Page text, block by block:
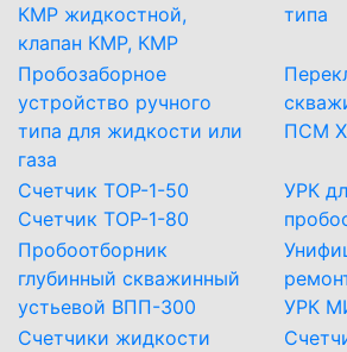
КМР жидкостной,
клапан КМР, КМР
типа
Пробозаборное
устройство ручного
типа для жидкости или
газа
ПСМ
Счетчик ТОР-1-50
Счетчик ТОР-1-80
УРК
Пробоотборник
глубинный скважинный
устьевой ВПП-300
УРК
Счетчики жидкости